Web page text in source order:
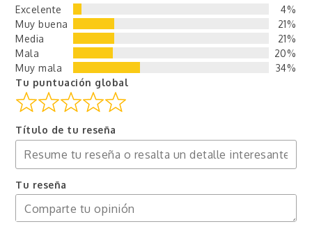
Excelente
4%
Muy buena
21%
Media
21%
Mala
20%
Muy mala
34%
Tu puntuación global
Título de tu reseña
Tu reseña